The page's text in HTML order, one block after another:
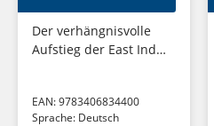
Der verhängnisvolle
Aufstieg der East India
EAN:9783406834400
Sprache: Deutsch